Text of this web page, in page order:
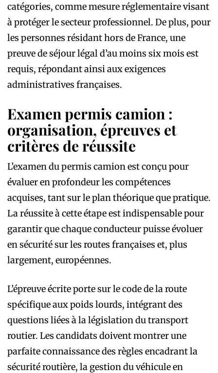
catégories, comme mesure réglementaire visant
à protéger le secteur professionnel. De plus, pour
les personnes résidant hors de France, une
preuve de séjour légal d’au moins six mois est
requis, répondant ainsi aux exigences
administratives françaises.
Examen permis camion :
organisation, épreuves et
critères de réussite
L’examen du permis camion est conçu pour
évaluer en profondeur les compétences
acquises, tant sur le plan théorique que pratique.
La réussite à cette étape est indispensable pour
garantir que chaque conducteur puisse évoluer
en sécurité sur les routes françaises et, plus
largement, européennes.
L’épreuve écrite porte sur le code de la route
spécifique aux poids lourds, intégrant des
questions liées à la législation du transport
routier. Les candidats doivent montrer une
parfaite connaissance des règles encadrant la
sécurité routière, la gestion du véhicule en